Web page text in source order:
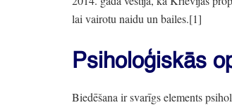
lai vairotu naidu un bailes.[1]
Psiholoģiskās
Biedēšana ir svarīgs elements